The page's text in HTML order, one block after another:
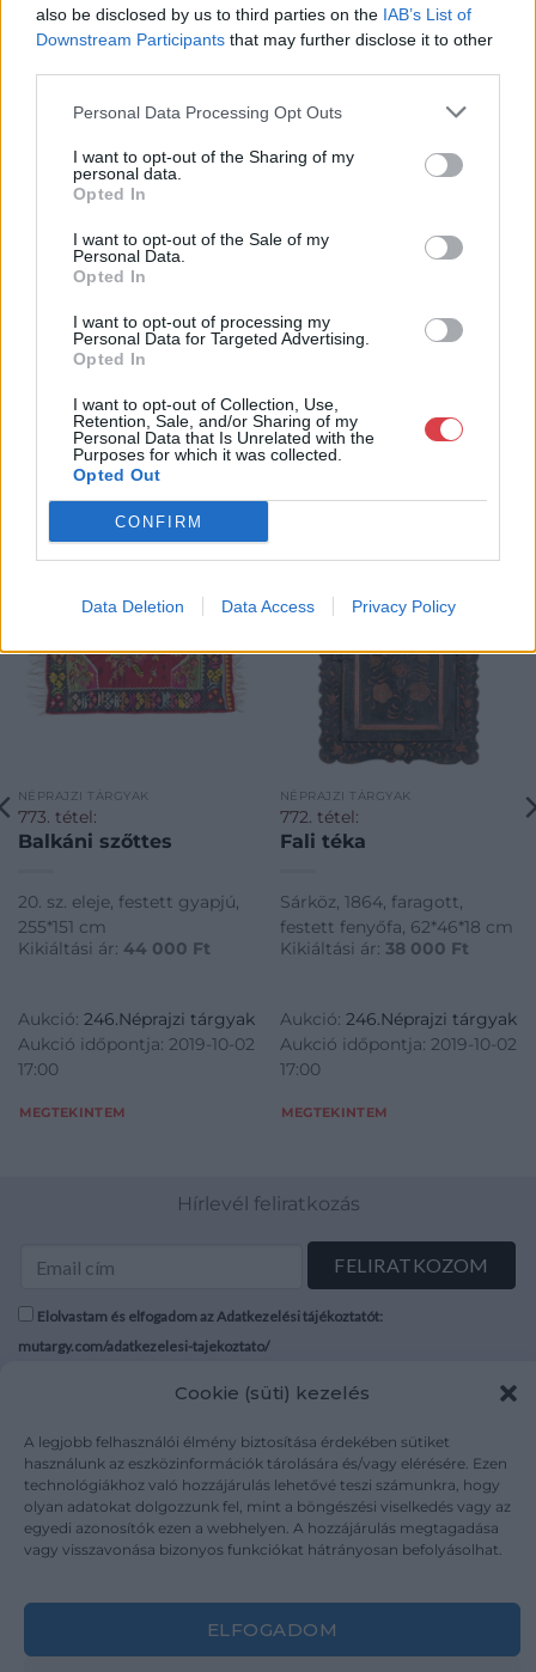
also be disclosed by us to third parties on the IAB’s List of
Downstream Participants that may further disclose it to other
Personal Data Processing Opt Outs
I want to opt-out of the Sharing of my
personal data.
Opted In
I want to opt-out of the Sale of my
Personal Data.
Opted In
I want to opt-out of processing my
Personal Data for Targeted Advertising.
Opted In
I want to opt-out of Collection, Use,
Retention, Sale, and/or Sharing of my
Personal Data that Is Unrelated with the
Purposes for which it was collected.
Opted Out
CONFIRM
Data Deletion Data Access Privacy Policy
Cookie (süti) kezelés
A legjobb felhasználói élmény biztosítása érdekében sütiket
használunk az eszközinformációk tárolására és/vagy elérésére. Ezen
technológiákhoz való hozzájárulás lehetővé teszi számunkra, hogy
olyan adatokat dolgozzunk fel, mint a böngészési viselkedés vagy az
egyedi azonosítók ezen a webhelyen. A hozzájárulás megtagadása
vagy visszavonása bizonyos funkciókat hátrányosan befolyásolhat.
ELFOGADOM
Telefon: +361 475 6000 +361
4756005
Weboldal:
bútorok, szőnyegek, üveg, porcelán és ezüst tárgyak, ékszerek,
néprajzi tárgyak értékesítése és aukcionálása. Hagyatékok és
gyűjtemények árverezése. Ingyenes értékbecslés. Árveréseinkre
a tárgyfelvétel folyamatos.
GALÉRIA TOVÁBBI MŰTÁRGYAI
KAPCSOLÓDÓ MŰTÁRGYAK
NÉPRAJZI TÁRGYAK
773. tétel:
Balkáni szőttes
20. sz. eleje, festett gyapjú,
255*151 cm
Kikiáltási ár: 44 000 Ft
Aukció: 246.Néprajzi tárgyak
Aukció időpontja: 2019-10-02
17:00
MEGTEKINTEM
NÉPRAJZI TÁRGYAK
772. tétel:
Fali téka
Sárköz, 1864, faragott,
festett fenyőfa, 62*46*18 cm
Kikiáltási ár: 38 000 Ft
Aukció: 246.Néprajzi tárgyak
Aukció időpontja: 2019-10-02
17:00
MEGTEKINTEM
Hírlevél feliratkozás
Elolvastam és elfogadom az Adatkezelési tájékoztatót:
mutargy.com/adatkezelesi-tajekoztato/
Médiaajánlat
Karrier
Kapcsolat
Áraink
ÁSZF
Adatvédelem
Impresszum